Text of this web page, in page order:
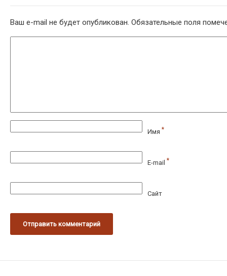
Ваш e-mail не будет опубликован. Обязательные поля
Имя *
E-mail *
Сайт